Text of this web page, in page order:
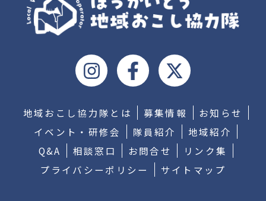
地域おこし協力隊とは 募集情報
お知らせ
イベント・研修会
隊員紹介
地域紹介
Q&A
相談窓口 お問合せ
リンク集
プライバシーポリシー
サイトマップ